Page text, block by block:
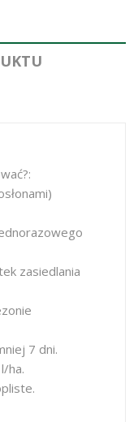
zasiedlania
7 dni.
ha.